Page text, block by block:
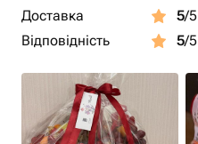
Доставка
5/5
Відповідність
5/5